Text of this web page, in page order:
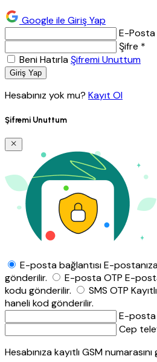
Google ile Giriş Yap
E-
Şifre *
Beni HatırlaŞifremi Unuttum
Giriş Yap
Hesabınız yok mu? Kayıt Ol
Şifremi Unuttum
E-posta bağlantısıE-
gönderilir.
E-posta OTP E-
kodu gönderilir.
SMS OTP
haneli kod gönderilir.
E-
Cep
Hesabınıza kayıtlı GSM